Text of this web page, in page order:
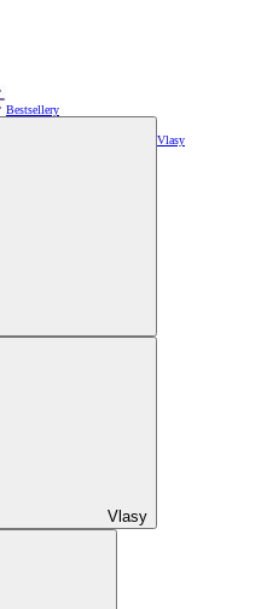
Bestsellery
Vlasy
Vlasy